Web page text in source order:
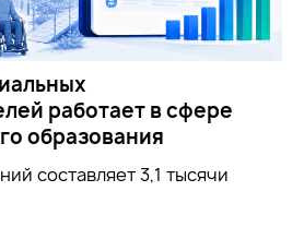
работает в сфере
образования
составляет 3,1 тысячи